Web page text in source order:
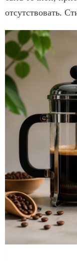
отсутствовать.